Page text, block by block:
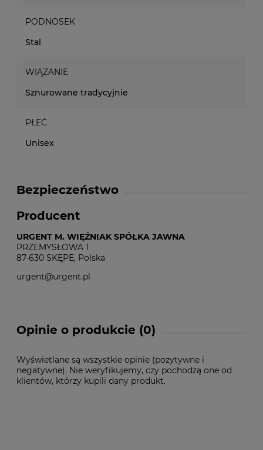
PODNOSEK
Stal
WIĄZANIE
Sznurowane tradycyjnie
PŁEĆ
Unisex
Bezpieczeństwo
Producent
URGENT M. WIĘŹNIAK SPÓŁKA JAWNA
PRZEMYSŁOWA 1
87-630 SKĘPE, Polska
urgent@urgent.pl
Opinie o produkcie (0)
Wyświetlane są wszystkie opinie (pozytywne i
negatywne). Nie weryfikujemy, czy pochodzą one od
klientów, którzy kupili dany produkt.